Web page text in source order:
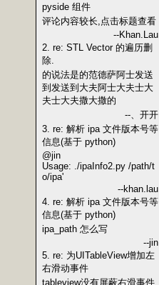
pyside 组件
评论内容较长,点击标题查看
--Khan.Lau
2. re: STL Vector 的遍历删
除.
的说法是的范德萨阿士发送
到发送到大夫阿士大夫士大
夫士大夫撒大撒的
--、开开
3. re: 解析 ipa 文件版本号等
信息(基于 python)
@jin
Usage: ./ipaInfo2.py /path/t
o/ipa'
--khan.lau
4. re: 解析 ipa 文件版本号等
信息(基于 python)
ipa_path 怎么写
--jin
5. re: 为UITableView增加左
右滑动事件
tableview没有屏蔽右滑事件